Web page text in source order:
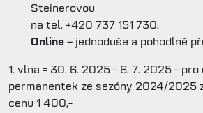
Steinerovou
na tel. +420 737 151 730.
Online – jednoduše a pohodlně
1. vlna = 30. 6. 2025 - 6. 7. 2025 -
permanentek ze sezóny 2024/2025
cenu 1 400,-